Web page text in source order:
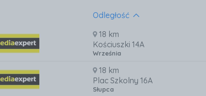
Odległość
18 km
Kościuszki 14A
Września
18 km
Plac Szkolny 16A
Słupca